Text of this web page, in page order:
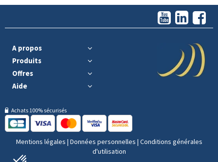
A propos
Produits
Offres
Aide
Achats 100% sécurisés
Mentions légales | Données personnelles | Conditions générales
d'utilisation